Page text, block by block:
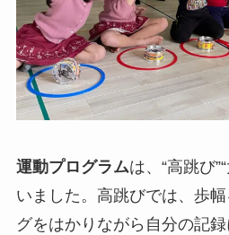
運動プログラムは、“高跳び
いました。高跳びでは、歩
グをはかりながら自分の記